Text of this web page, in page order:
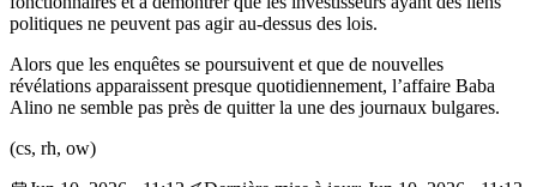
politiques ne peuvent pas agir au-dessus des lois.
Alors que les enquêtes se poursuivent et que de nouvelles
révélations apparaissent presque quotidiennement, l’affaire Baba
Alino ne semble pas près de quitter la une des journaux bulgares.
(cs, rh, ow)